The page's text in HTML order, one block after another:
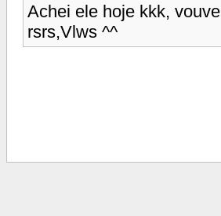
Achei ele hoje kkk,
rsrs,Vlws ^^